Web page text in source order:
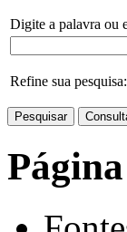
Digite a palavra ou
Refine sua pesquisa: